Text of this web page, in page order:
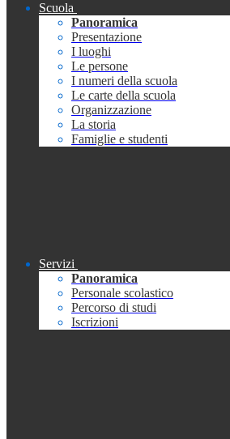
Scuola
Panoramica
Presentazione
I luoghi
Le persone
I numeri della scuola
Le carte della scuola
Organizzazione
La storia
Famiglie e studenti
Servizi
Panoramica
Personale scolastico
Percorso di studi
Iscrizioni